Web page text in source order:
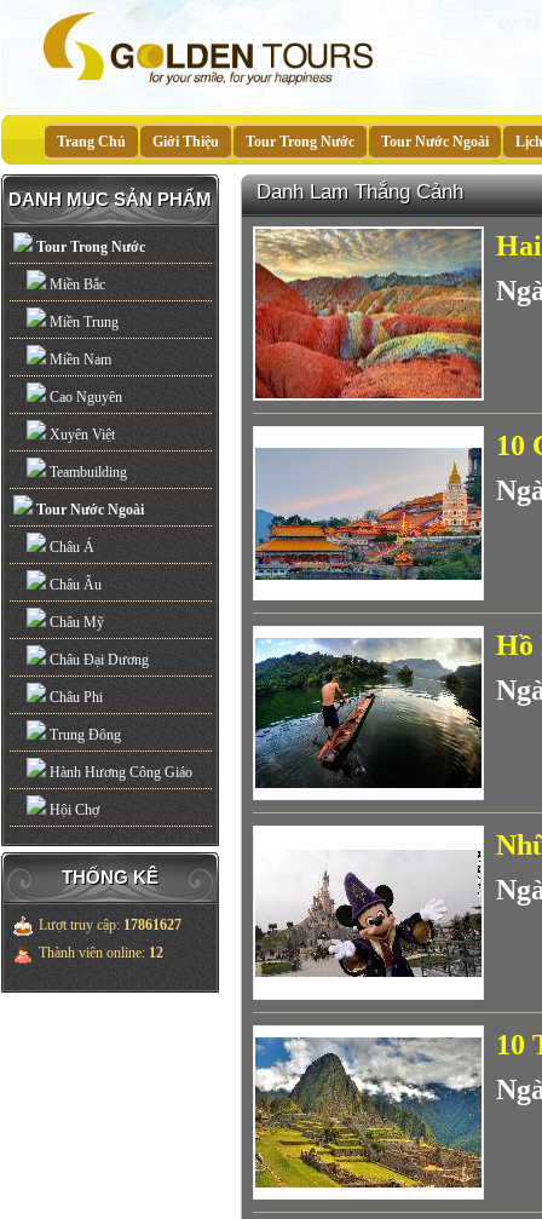
Trang Chủ Giới Thiệu Tour Trong Nước Tour Nước Ngoài
DANH MỤC SẢN PHẨM
Tour Trong Nước
Miền Bắc
Miền Trung
Miền Nam
Cao Nguyên
Xuyên Việt
Teambuilding
Tour Nước Ngoài
Châu Á
Châu Âu
Châu Mỹ
Châu Đại Dương
Châu Phi
Trung Đông
Hành Hương Công Giáo
Hội Chợ
THỐNG KÊ
Lượt truy cập: 17861627
Thành viên online: 12
Danh Lam Thắng Cảnh
10
Hồ
10